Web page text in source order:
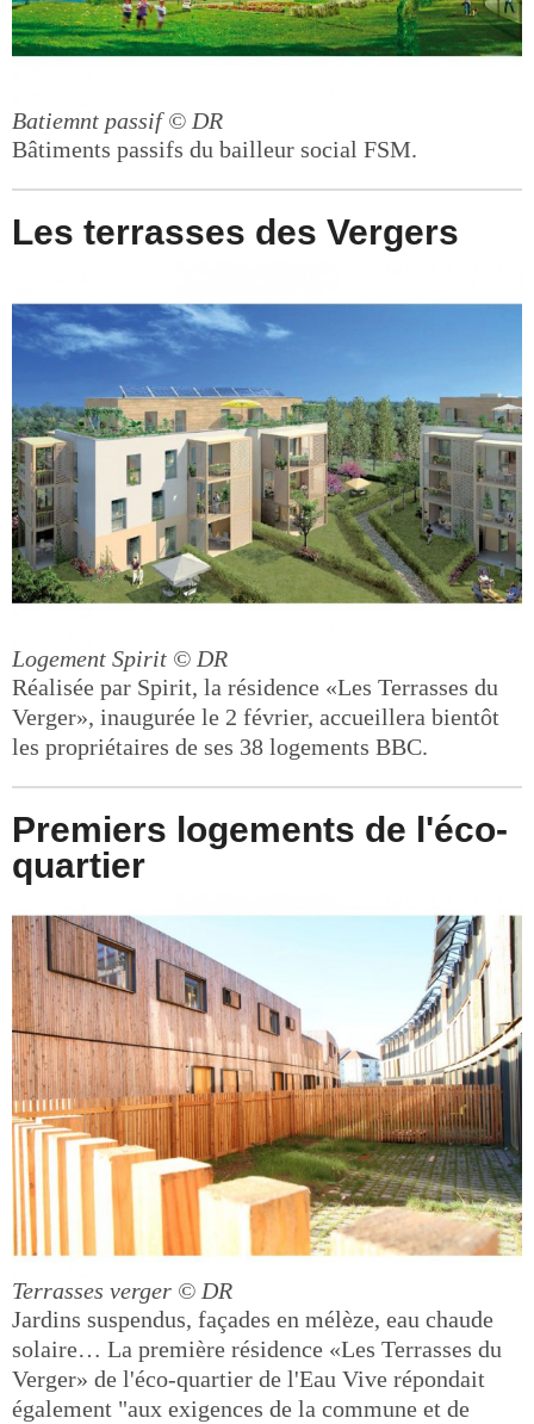
Batiemnt passif © DR
Bâtiments passifs du bailleur social FSM.
Les terrasses des Vergers
Logement Spirit © DR
Réalisée par Spirit, la résidence «Les Terrasses du
Verger», inaugurée le 2 février, accueillera bientôt
les propriétaires de ses 38 logements BBC.
Premiers logements de l'éco-
quartier
Terrasses verger © DR
Jardins suspendus, façades en mélèze, eau chaude
solaire… La première résidence «Les Terrasses du
Verger» de l'éco-quartier de l'Eau Vive répondait
également "aux exigences de la commune et de